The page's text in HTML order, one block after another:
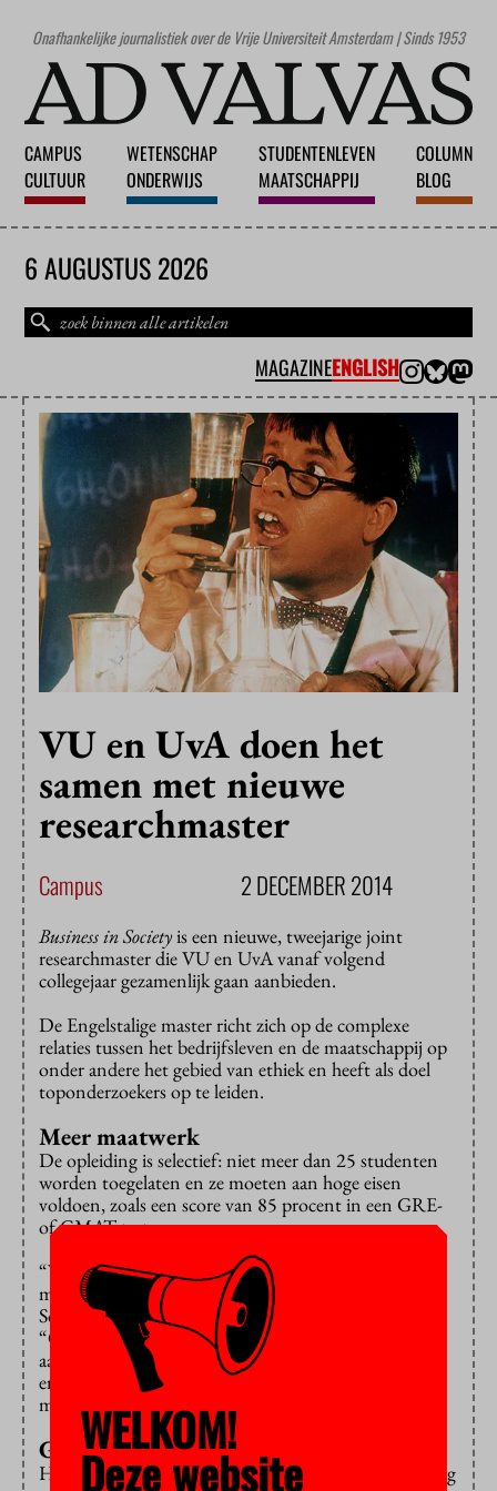
Onafhankelijke journalistiek over de Vrije Universiteit Amsterdam | Sinds 1953
CAMPUS
CULTUUR
WETENSCHAP
ONDERWIJS
STUDENTENLEVEN
MAATSCHAPPIJ
COLUMN
BLOG
6 AUGUSTUS 2026
MAGAZINEENGLISH
VU en UvA doen het
samen met nieuwe
researchmaster
Campus 2 DECEMBER 2014
Business in Societyis een nieuwe, tweejarige joint
researchmaster die VU en UvA vanaf volgend
collegejaar gezamenlijk gaan aanbieden.
De Engelstalige master richt zich op de complexe
relaties tussen het bedrijfsleven en de maatschappij op
onder andere het gebied van ethiek en heeft als doel
toponderzoekers op te leiden.
Meer maatwerk
De opleiding is selectief: niet meer dan 25 studenten
worden toegelaten en ze moeten aan hoge eisen
voldoen, zoals een score van 85 procent in een GRE-
of GMAT-test.
“We kiezen voor kleinschaligheid om de studenten
meer maatwerk te kunnen bieden”, aldus Maura
Soekijad, programmadirecteur van de nieuwe master.
“Ook hebben we voor afgestudeerden een beperkt
aantal promotieplaatsen aan de VU en de UvA. Maar
er zijn ook bedrijven zoals Shell en McKinsey die
mensen zoeken met goede onderzoeksvaardigheden.”
Goede mix
Het is de tweede opleiding die de VU in samenwerking
WELKOM!
Deze website